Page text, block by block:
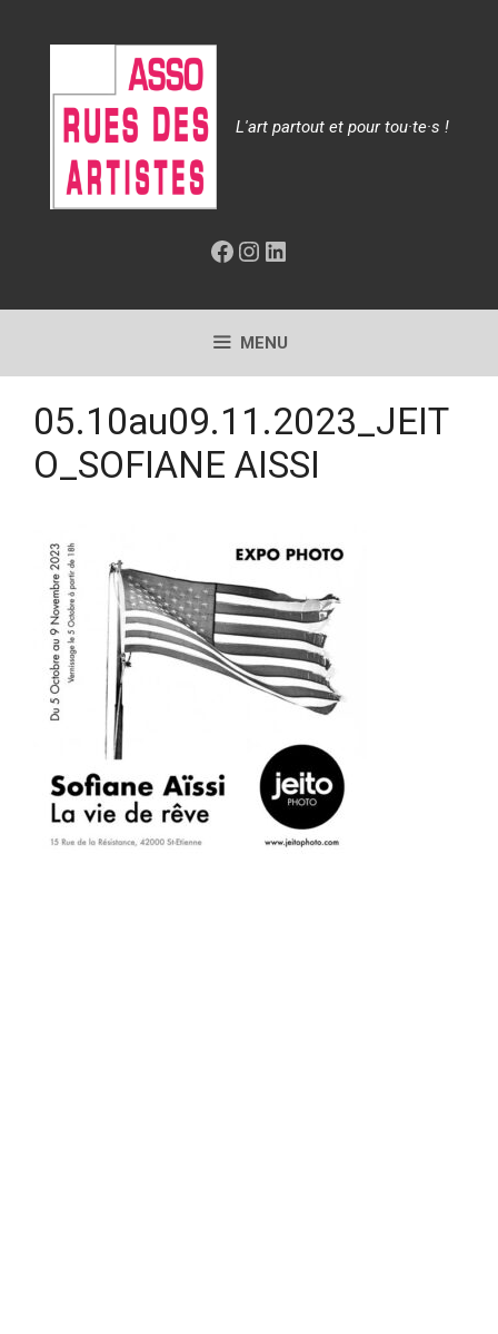
L'art partout et pour tou·te·s !
Facebook
Instagram
LinkedIn
MENU
05.10au09.11.2023_JEIT
O_SOFIANE AISSI